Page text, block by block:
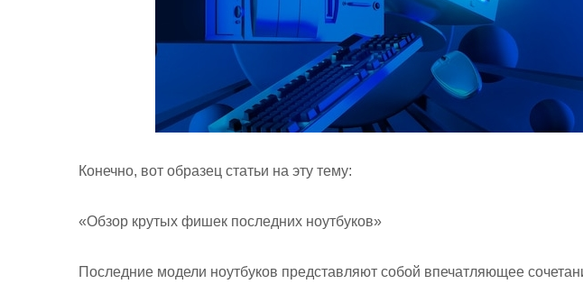
Конечно, вот образец статьи на эту тему:
«Обзор крутых фишек последних ноутбуков»
Последние модели ноутбуков представляют собой впечатляющее